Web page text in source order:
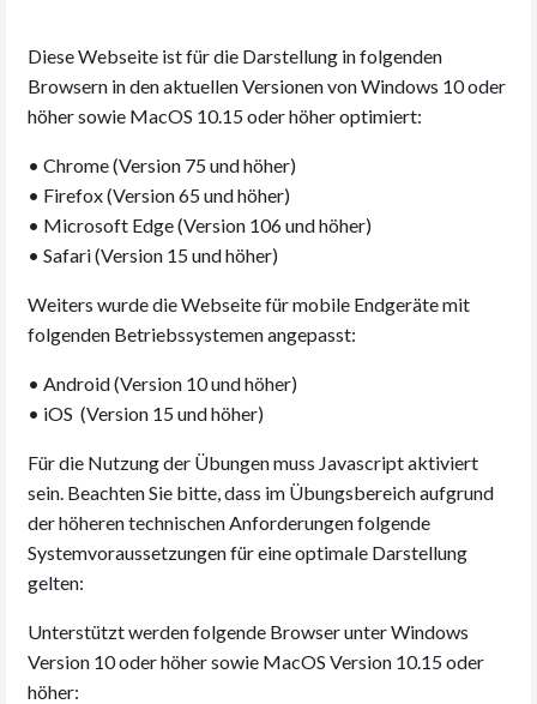
Diese Webseite ist für die Darstellung in folgenden
Browsern in den aktuellen Versionen von Windows 10 oder
höher sowie MacOS 10.15 oder höher optimiert:
• Chrome (Version 75 und höher)
• Firefox (Version 65 und höher)
• Microsoft Edge (Version 106 und höher)
• Safari (Version 15 und höher)
Weiters wurde die Webseite für mobile Endgeräte mit
folgenden Betriebssystemen angepasst:
• Android (Version 10 und höher)
• iOS (Version 15 und höher)
Für die Nutzung der Übungen muss Javascript aktiviert
sein. Beachten Sie bitte, dass im Übungsbereich aufgrund
der höheren technischen Anforderungen folgende
Systemvoraussetzungen für eine optimale Darstellung
gelten:
Unterstützt werden folgende Browser unter Windows
Version 10 oder höher sowie MacOS Version 10.15 oder
höher: